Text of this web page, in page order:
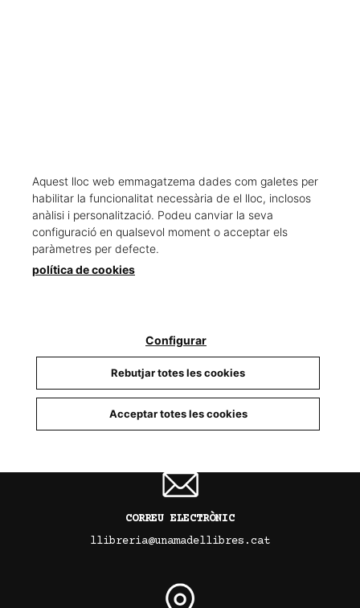
INSTAGRAM
@llibreria_unamadellibres
CORREU ELECTRÒNIC
llibreria@unamadellibres.cat
Aquest lloc web emmagatzema dades com galetes per
habilitar la funcionalitat necessària de el lloc, inclosos
anàlisi i personalització. Podeu canviar la seva
configuració en qualsevol moment o acceptar els
paràmetres per defecte.
política de cookies
Configurar
Rebutjar totes les cookies
Acceptar totes les cookies